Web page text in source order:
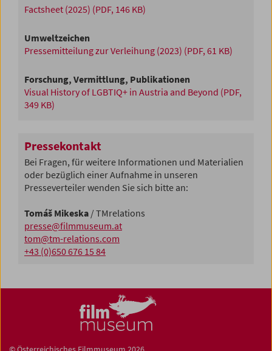
Factsheet (2025) (PDF, 146 KB)
Umweltzeichen
Pressemitteilung zur Verleihung (2023) (PDF, 61 KB)
Forschung, Vermittlung, Publikationen
Visual History of LGBTIQ+ in Austria and Beyond (PDF,
349 KB)
Pressekontakt
Bei Fragen, für weitere Informationen und Materialien
oder bezüglich einer Aufnahme in unseren
Presseverteiler wenden Sie sich bitte an:
Tomáš Mikeska / TMrelations
presse@filmmuseum.at
tom@tm-relations.com
+43 (0)650 676 15 84